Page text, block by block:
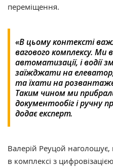
переміщення.
«В цьому контексті
вагового комплексу. Ми
автоматизації, і водії
заїжджати на
та їхати на
Таким чином ми
документообіг і ручну
додає експерт.
Валерій Реуцой
в комплексі з